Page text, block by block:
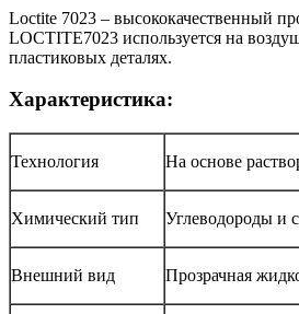
Loctite 7023 – высококачественный
LOCTITE7023 используется на
пластиковых деталях.
Характеристика:
Технология На основе
Химический тип Углеводороды и
Внешний вид Прозрачная